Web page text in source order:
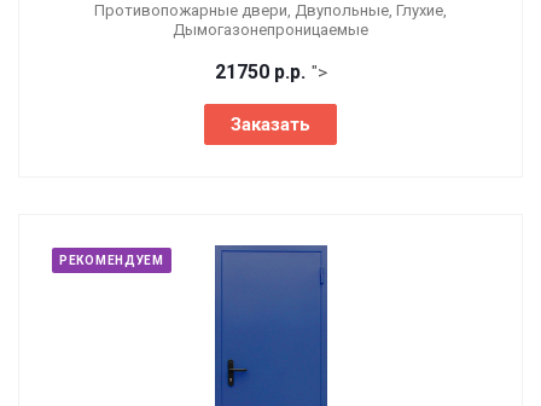
Противопожарные двери, Двупольные, Глухие,
Дымогазонепроницаемые
21750 р.р. ">
Заказать
РЕКОМЕНДУЕМ